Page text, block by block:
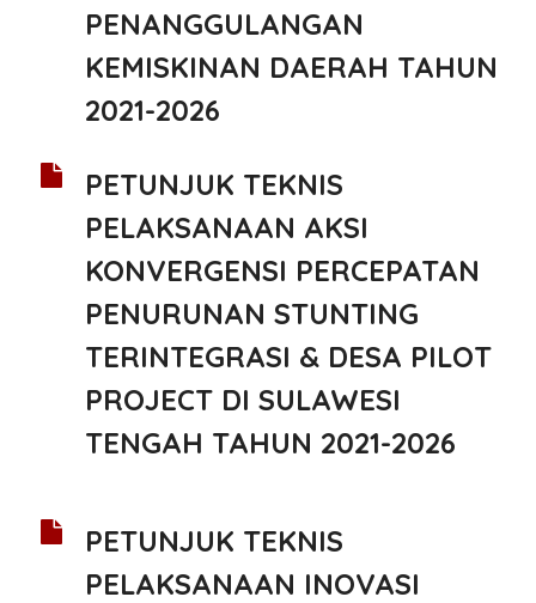
PENANGGULANGAN
KEMISKINAN DAERAH TAHUN
2021-2026
PETUNJUK TEKNIS
PELAKSANAAN AKSI
KONVERGENSI PERCEPATAN
PENURUNAN STUNTING
TERINTEGRASI & DESA PILOT
PROJECT DI SULAWESI
TENGAH TAHUN 2021-2026
PETUNJUK TEKNIS
PELAKSANAAN INOVASI